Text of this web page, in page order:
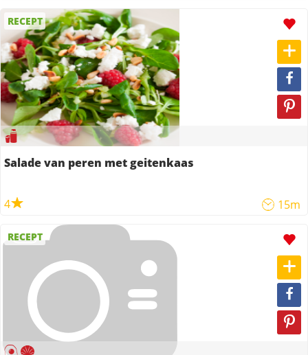
RECEPT
Salade van peren met geitenkaas
4 15m
RECEPT